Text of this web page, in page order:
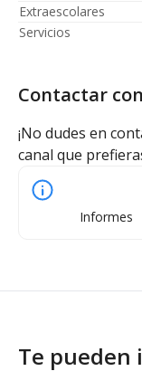
Extraescolares
Servicios
Contactar
¡No dudes en
canal que
Informes
Te pueden